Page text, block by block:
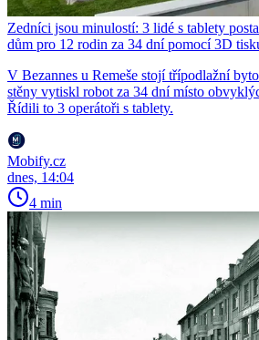
Zedníci jsou minulostí: 3 lidé s tablety
dům pro 12 rodin za 34 dní pomocí 3D
V Bezannes u Remeše stojí třípodlažní
stěny vytiskl robot za 34 dní místo
Řídili to 3 operátoři s tablety.
Mobify.cz
dnes, 14:04
4 min